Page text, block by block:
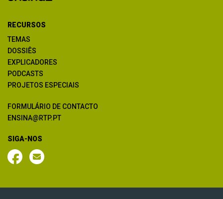
RECURSOS
TEMAS
DOSSIÊS
EXPLICADORES
PODCASTS
PROJETOS ESPECIAIS
FORMULÁRIO DE CONTACTO
ENSINA@RTP.PT
SIGA-NOS